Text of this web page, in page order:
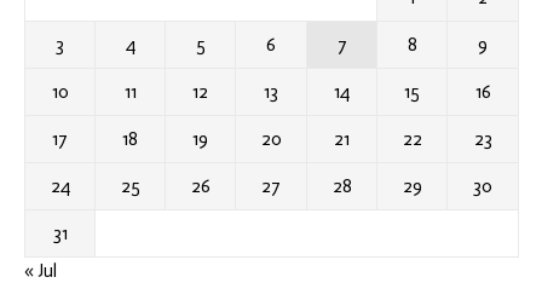
3 4 5 6 7 8 9
10 11 12 13 14 15 16
17 18 19 20 21 22 23
24 25 26 27 28 29 30
31
« Jul